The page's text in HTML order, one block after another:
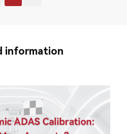
information